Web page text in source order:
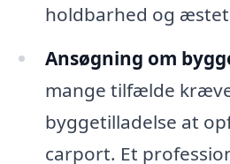
holdbarhed og
Ansøgning om
mange tilfælde
byggetilladelse at
carport. Et